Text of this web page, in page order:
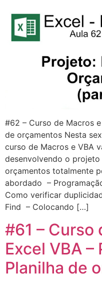
#62 – Curso de Macros
de orçamentos Nesta
curso de Macros e VBA
desenvolvendo o
orçamentos totalmente
abordado –
Como verificar
Find – Colocando […]
#61 – Curso
Excel VBA –
Planilha de